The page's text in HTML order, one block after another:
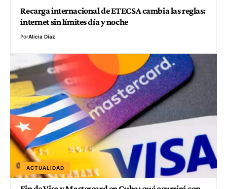
Recarga internacional de ETECSA cambia las reglas:
internet sin límites día y noche
PorAlicia Díaz
ACTUALIDAD